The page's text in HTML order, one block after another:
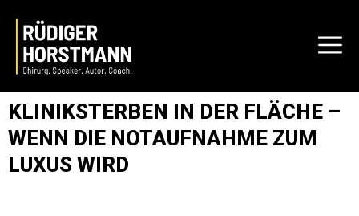
KLINIKSTERBEN IN DER FLÄCHE –
WENN DIE NOTAUFNAHME ZUM
LUXUS WIRD